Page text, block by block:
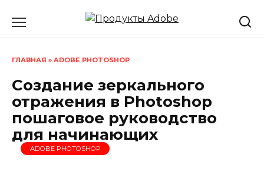
ГЛАВНАЯ » ADOBE PHOTOSHOP
Создание зеркального
отражения в Photoshop
пошаговое руководство
для начинающих
ADOBE PHOTOSHOP